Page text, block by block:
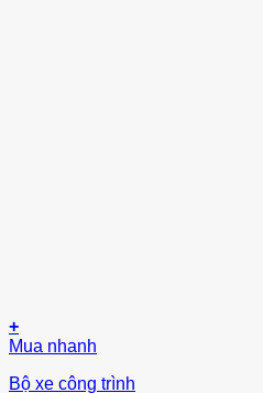
+
Mua nhanh
Bộ xe công trình